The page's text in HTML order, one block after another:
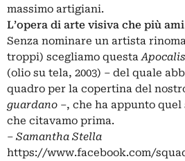
massimo artigiani.
L’opera di arte visiva che più
Senza nominare un artista
troppi) scegliamo questa
(olio su tela, 2003) ‒ del quale
quadro per la copertina del
guardano ‒, che ha appunto
che citavamo prima.
‒ Samantha Stella
https://www.facebook.com/